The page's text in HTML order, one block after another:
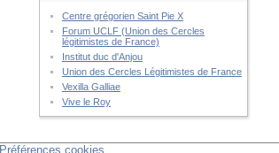
Centre grégorien Saint Pie X
Forum UCLF (Union des Cercles
légitimistes de France)
Institut duc d'Anjou
Union des Cercles Légitimistes de France
Vexilla Galliae
Vive le Roy
Préférences cookies